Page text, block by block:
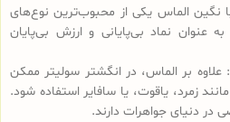
نگین الماس یکی از محبوب‌ترین نوع‌های
نماد بی‌پایانی و ارزش بی‌پایان
بر الماس، در انگشتر سولیتر ممکن
زمرد، یاقوت، یا سافایر استفاده شود.
دنیای جواهرات دارند.